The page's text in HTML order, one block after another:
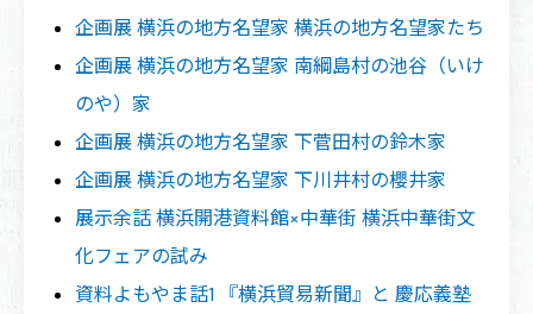
企画展 横浜の地方名望家 横浜の地方名望家たち
企画展 横浜の地方名望家 南綱島村の池谷（いけ
のや）家
企画展 横浜の地方名望家 下菅田村の鈴木家
企画展 横浜の地方名望家 下川井村の櫻井家
展示余話 横浜開港資料館×中華街 横浜中華街文
化フェアの試み
資料よもやま話1 『横浜貿易新聞』と 慶応義塾